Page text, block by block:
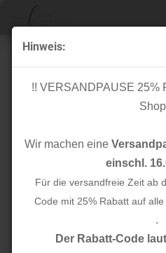
Hinweis:
!! VERSANDPAUSE 25%
Wir machen eine
einschl.
Für die versandfreie Zeit ab
Code mit 25% Rabatt auf
.
Der Rabatt-Code
Knopf Corozo - Dish - 25 mm